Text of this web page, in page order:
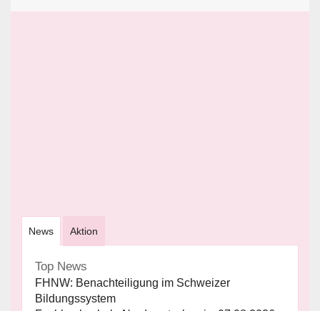
News Aktion
Top News
FHNW: Benachteiligung im Schweizer
Bildungssystem